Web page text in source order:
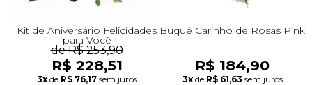
Kit de Aniversário Felicidades
para Você
de R$ 253,90
R$ 228,51
3x de R$ 76,17 sem juros
Buquê Carinho de Rosas Pink
R$ 184,90
3x de R$ 61,63 sem juros